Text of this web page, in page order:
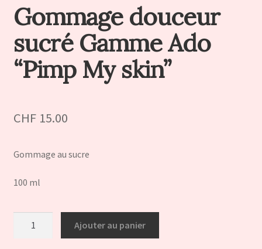
Gommage douceur
sucré Gamme Ado
“Pimp My skin”
CHF15.00
Gommage au sucre
100 ml
Ajouter au panier